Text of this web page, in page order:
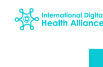
contenido